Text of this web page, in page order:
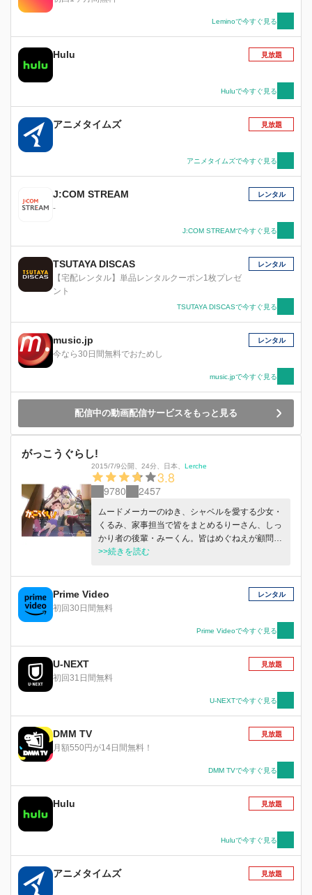
Leminoで今すぐ見る
Hulu 見放題
Huluで今すぐ見る
アニメタイムズ 見放題
アニメタイムズで今すぐ見る
J:COM STREAM
-
レンタル
J:COM STREAMで今すぐ見る
TSUTAYA DISCAS
【宅配レンタル】単品レンタルクーポン1枚プレゼ
ント
レンタル
TSUTAYA DISCASで今すぐ見る
music.jp
今なら30日間無料でおためし
レンタル
music.jpで今すぐ見る
配信中の動画配信サービスをもっと見る
がっこうぐらし!
2015/7/9公開 24分 日本 Lerche
3.8
9780 2457
ムードメーカーのゆき、シャベルを愛する少女・
くるみ、家事担当で皆をまとめるりーさん、しっ
かり者の後輩・みーくん。皆はめぐねえが顧問を
務める学園生活部のメンバーで、学校で寝泊まり
常はしかし…!?
>>続きを読む
Prime Video
初回30日間無料
レンタル
Prime Videoで今すぐ見る
U-NEXT
初回31日間無料
見放題
U-NEXTで今すぐ見る
DMM TV
月額550円が14日間無料！
見放題
DMM TVで今すぐ見る
Hulu 見放題
Huluで今すぐ見る
アニメタイムズ 見放題